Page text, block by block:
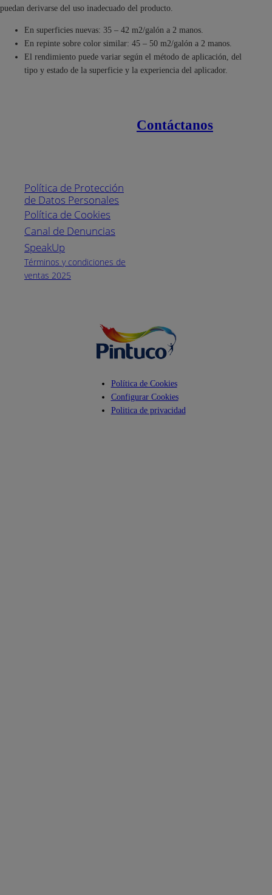
puedan derivarse del uso inadecuado del producto.
En superficies nuevas: 35 – 42 m2/galón a 2 manos.
En repinte sobre color similar: 45 – 50 m2/galón a 2 manos.
El rendimiento puede variar según el método de aplicación, del
tipo y estado de la superficie y la experiencia del aplicador.
Política de Protección
de Datos Personales
Política de Cookies
Canal de Denuncias
SpeakUp
Términos y condiciones de
ventas 2025
Contáctanos
Política de Cookies
Configurar Cookies
Politica de privacidad